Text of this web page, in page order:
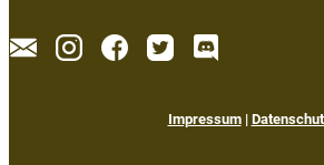
Impressum|